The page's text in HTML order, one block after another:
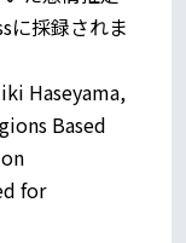
に採録されま
Haseyama,
Based
for